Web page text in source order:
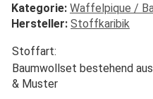
Kategorie: Waffelpique /
Hersteller: Stoffkaribik
Stoffart:
Baumwollset bestehend
& Muster